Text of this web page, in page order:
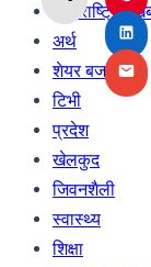
अन्तराष्ट्रिय
अर्थ
शेयर बजार
टिभी
प्रदेश
खेलकुद
जिवनशैली
स्वास्थ्य
शिक्षा